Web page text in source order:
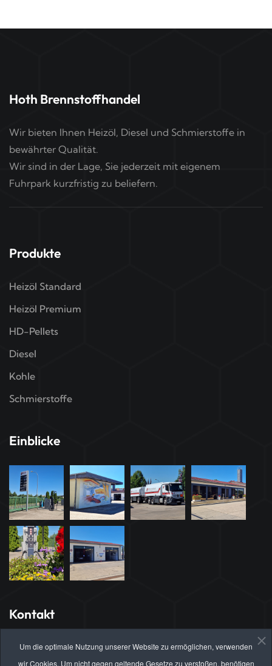
Um die optimale Nutzung unserer Website zu ermöglichen, verwenden
wir Cookies. Um nicht gegen geltende Gesetze zu verstoßen, benötigen
Hoth Brennstoffhandel
Wir bieten Ihnen Heizöl, Diesel und Schmierstoffe in
bewährter Qualität.
Wir sind in der Lage, Sie jederzeit mit eigenem
Fuhrpark kurzfristig zu beliefern.
Produkte
Heizöl Standard
Heizöl Premium
HD-Pellets
Diesel
Kohle
Schmierstoffe
Einblicke
Kontakt
Hauptsitz Brandenburg